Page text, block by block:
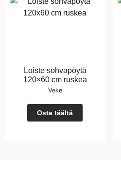
Loiste sohvapöytä
120×60 cm ruskea
Veke
Osta täältä